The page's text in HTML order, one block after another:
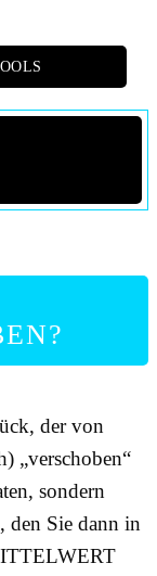
der von
„verschoben“
sondern
den Sie dann in